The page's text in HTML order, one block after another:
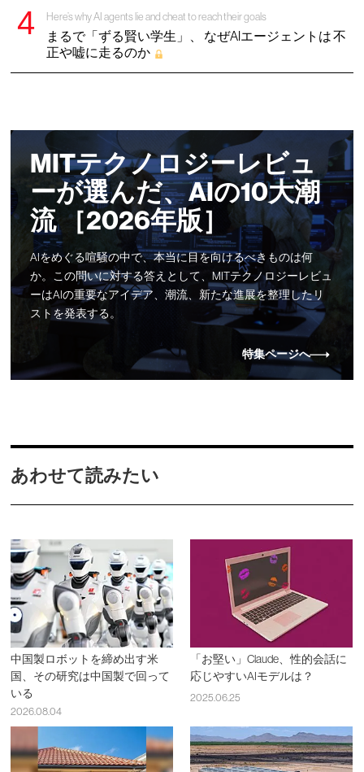
Here’s why AI agents lie and cheat to reach their goals
まるで「ずる賢い学生」、 なぜAIエージェントは 不
正や嘘に走るのか
MITテクノロジーレビュ
ーが選んだ、AIの10大潮
流 ［2026年版］
AIをめぐる喧騒の中で、本当に目を向けるべきものは何
か。この問いに対する答えとして、MITテクノロジーレビュ
ーはAIの重要なアイデア、潮流、新たな進展を整理したリ
ストを発表する。
特集ページへ
あわせて読みたい
中国製ロボットを締め出す米
国、その研究は中国製で回って
いる
2026.08.04
「お堅い」Claude、性的会話に
応じやすいAIモデルは？
2025.06.25